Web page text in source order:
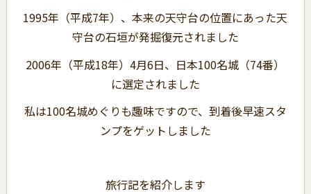
1995年（平成7年）、本来の天守台の位置にあった天
守台の石垣が発掘復元されました
2006年（平成18年）4月6日、日本100名城（74番）
に選定されました
私は100名城めぐりも趣味ですので、到着後早速スタ
ンプをゲットしました
旅行記を紹介します